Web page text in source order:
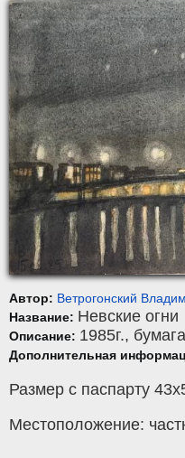
Автор: Ветрогонский
Название: Невские огни
Описание: 1985г., бумага
Дополнительная
Размер с паспарту
Местоположение: